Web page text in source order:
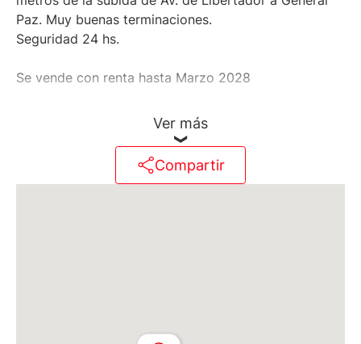
Paz. Muy buenas terminaciones.
Seguridad 24 hs.
Se vende con renta hasta Marzo 2028
Ver más
Compartir